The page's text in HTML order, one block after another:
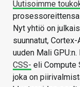
Uutisoimme
Nyt yhtiö on
suunnatut,
uuden Mali
CSS- eli Compute
joka on